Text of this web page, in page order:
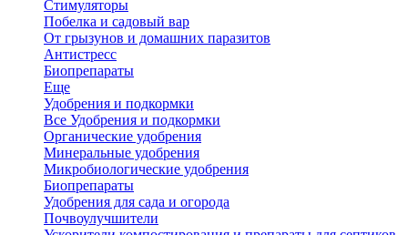
Стимуляторы
Побелка и садовый вар
От грызунов и домашних паразитов
Антистресс
Биопрепараты
Еще
Удобрения и подкормки
Все Удобрения и подкормки
Органические удобрения
Минеральные удобрения
Микробиологические удобрения
Биопрепараты
Удобрения для сада и огорода
Почвоулучшители